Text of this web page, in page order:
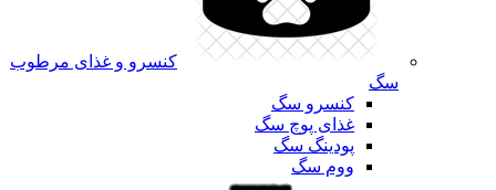
کنسرو و غذای مرطوب
سگ
کنسرو سگ
غذای پوچ سگ
پودینگ سگ
ووم سگ